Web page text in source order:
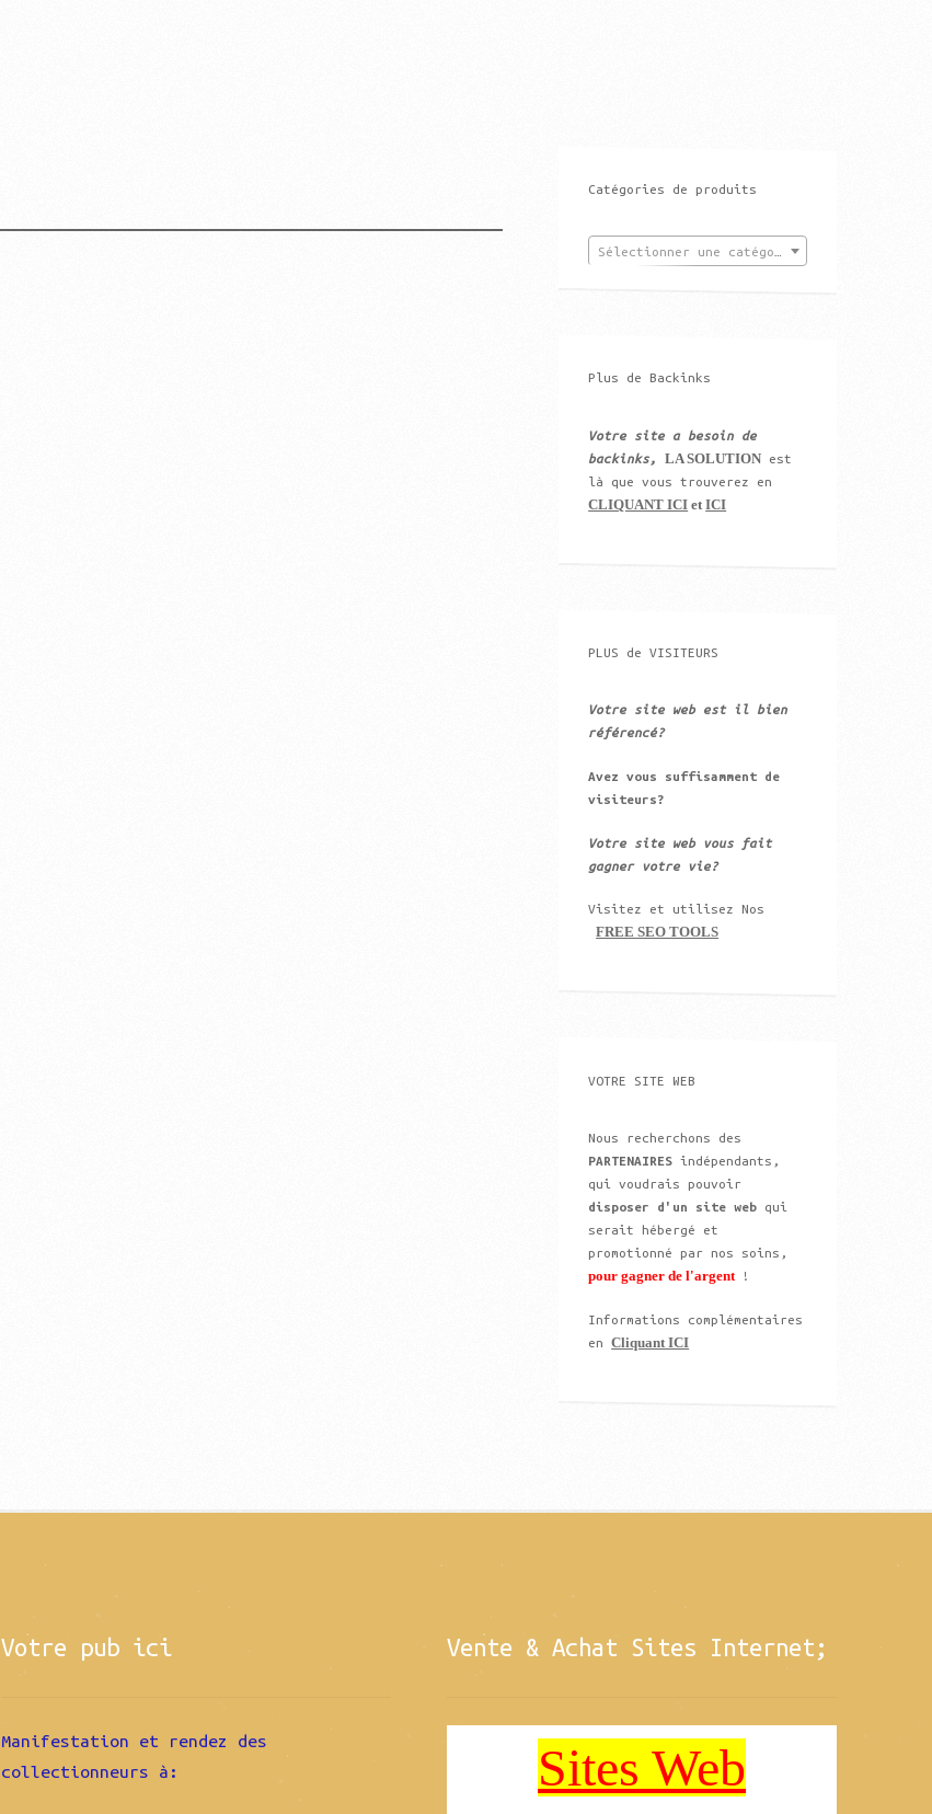
Catégories de produits
Plus de Backinks
Votre site a besoin de
backinks,
LA SOLUTION est
là que vous trouverez en
CLIQUANT ICI et ICI
PLUS de VISITEURS
Votre site web est il bien
référencé?
Avez vous suffisamment de
visiteurs?
Votre site web vous fait
gagner votre vie?
Visitez et utilisez Nos
FREE SEO TOOLS
VOTRE SITE WEB
Nous recherchons des
PARTENAIRES indépendants,
qui voudrais pouvoir
disposer d'un site web qui
serait hébergé et
promotionné par nos soins,
pour gagner de l'argent !
Informations complémentaires
enCliquant ICI
Votre pub ici
Manifestation et rendez des
collectionneurs à:
Vente & Achat Sites Internet;
Sites Web